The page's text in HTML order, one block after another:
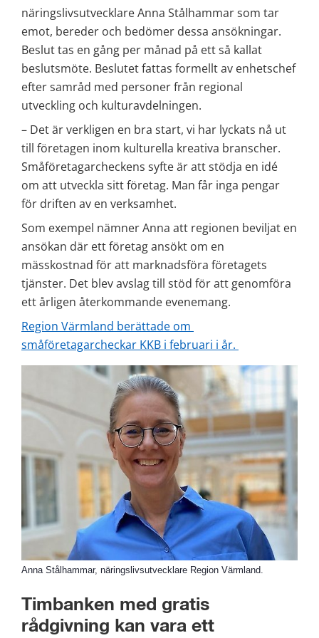
näringslivsutvecklare Anna Stålhammar som tar
emot, bereder och bedömer dessa ansökningar.
Beslut tas en gång per månad på ett så kallat
beslutsmöte. Beslutet fattas formellt av enhetschef
efter samråd med personer från regional
utveckling och kulturavdelningen.
– Det är verkligen en bra start, vi har lyckats nå ut
till företagen inom kulturella kreativa branscher.
Småföretagarcheckens syfte är att stödja en idé
om att utveckla sitt företag. Man får inga pengar
för driften av en verksamhet.
Som exempel nämner Anna att regionen beviljat en
ansökan där ett företag ansökt om en
mässkostnad för att marknadsföra företagets
tjänster. Det blev avslag till stöd för att genomföra
ett årligen återkommande evenemang.
Region Värmland berättade om
småföretagarcheckar KKB i februari i år.
Anna Stålhammar, näringslivsutvecklare Region Värmland.
Timbanken med gratis
rådgivning kan vara ett